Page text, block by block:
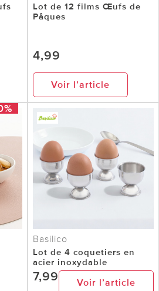
Lot de 12 films Œufs de
Pâques
4,99
Voir l’article
Basilico
Lot de 4 coquetiers en
acier inoxydable
7,99 Voir l’article